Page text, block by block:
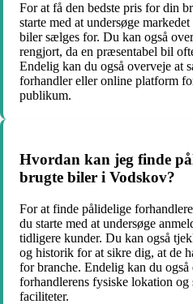
For at få den bedste pris for din
starte med at undersøge
biler sælges for. Du kan også
rengjort, da en præsentabel bil
Endelig kan du også overveje at
forhandler eller online platform
publikum.
Hvordan kan jeg finde
brugte biler i Vodskov?
For at finde pålidelige
du starte med at undersøge
tidligere kunder. Du kan også
og historik for at sikre dig, at de
for branche. Endelig kan du også
forhandlerens fysiske lokation og
faciliteter.